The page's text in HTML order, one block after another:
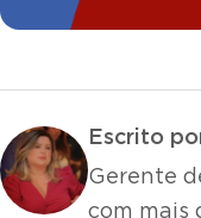
Escrito
Gerente
com mais